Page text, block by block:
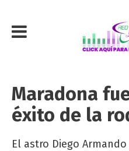
Maradona
éxito de la
El astro Diego